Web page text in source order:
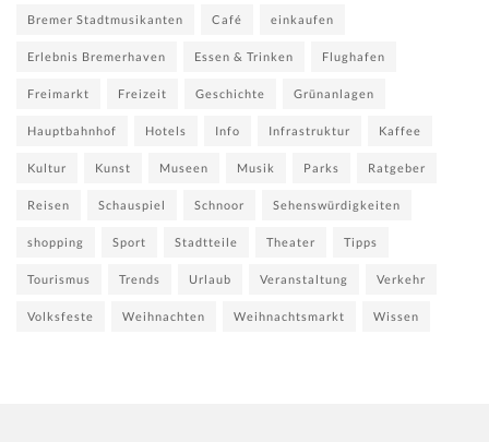
Bremer Stadtmusikanten Café einkaufen
Erlebnis Bremerhaven Essen & Trinken Flughafen
Freimarkt Freizeit Geschichte Grünanlagen
Hauptbahnhof Hotels Info Infrastruktur Kaffee
Kultur Kunst Museen Musik Parks Ratgeber
Reisen Schauspiel Schnoor Sehenswürdigkeiten
shopping Sport Stadtteile Theater Tipps
Tourismus Trends Urlaub Veranstaltung Verkehr
Volksfeste Weihnachten Weihnachtsmarkt Wissen